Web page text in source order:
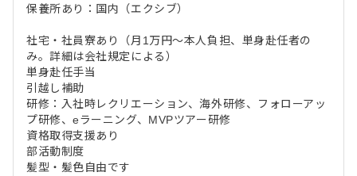
保養所あり：国内（エクシブ）
社宅・社員寮あり（月1万円～本人負担、単身赴任者の
み。詳細は会社規定による）
単身赴任手当
引越し補助
研修：入社時レクリエーション、海外研修、フォローアッ
プ研修、eラーニング、MVPツアー研修
資格取得支援あり
部活動制度
髪型・髪色自由です